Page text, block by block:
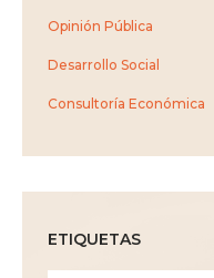
Opinión Pública
Desarrollo Social
Consultoría Económica
ETIQUETAS